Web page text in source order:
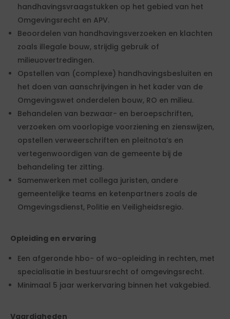
handhavingsvraagstukken op het gebied van het
Omgevingsrecht en APV.
Beoordelen van handhavingsverzoeken en klachten
zoals illegale bouw, strijdig gebruik of
milieuovertredingen.
Opstellen van (complexe) handhavingsbesluiten en
het doen van aanschrijvingen in het kader van de
Omgevingswet onderdelen bouw, RO en milieu.
Behandelen van bezwaar- en beroepschriften,
verzoeken om voorlopige voorziening en zienswijzen,
opstellen verweerschriften en pleitnota’s en
vertegenwoordigen van de gemeente bij de
behandeling ter zitting.
Samenwerken met collega juristen, andere
gemeentelijke teams en ketenpartners zoals de
Omgevingsdienst, Politie en Veiligheidsregio.
Opleiding en ervaring
Een afgeronde hbo- of wo-opleiding in rechten, met
specialisatie in bestuursrecht of omgevingsrecht.
Minimaal 5 jaar werkervaring binnen het vakgebied.
Vaardigheden